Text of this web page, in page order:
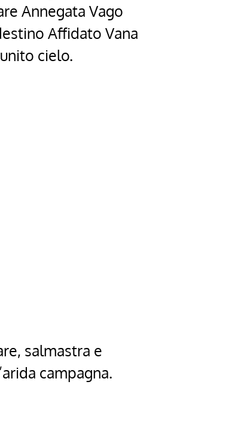
Annegata Vago
Affidato Vana
cielo.
salmastra e
campagna.